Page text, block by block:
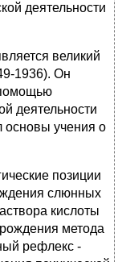
деятельности
великий
1936). Он
деятельности
учения о
позиции
слюнных
кислоты
метода
рефлекс -